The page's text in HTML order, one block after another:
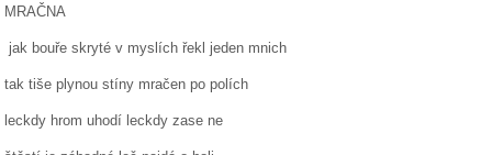
MRAČNA
jak bouře skryté v myslích řekl jeden mnich
tak tiše plynou stíny mračen po polích
leckdy hrom uhodí leckdy zase ne